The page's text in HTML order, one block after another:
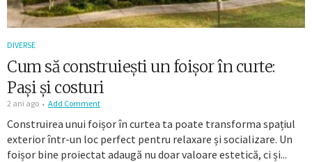
DIVERSE
Cum să construiești un foișor în curte:
Pași și costuri
2 ani ago Add Comment
Construirea unui foișor în curtea ta poate transforma spațiul
exterior într-un loc perfect pentru relaxare și socializare. Un
foișor bine proiectat adaugă nu doar valoare estetică, ci și...